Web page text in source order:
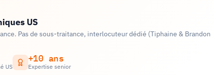
US
Pas de sous-traitance, interlocuteur dédié (Tiphaine & Brandon
US
+10 ans
Expertise senior